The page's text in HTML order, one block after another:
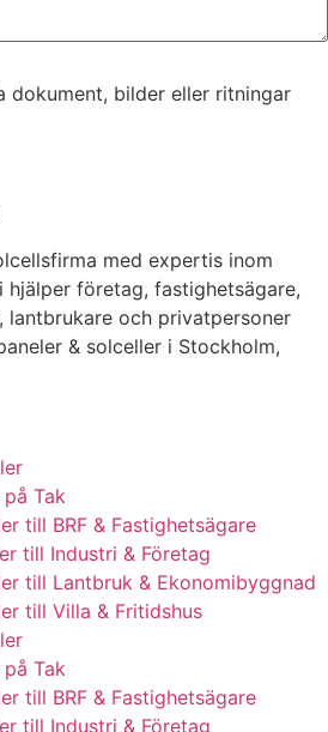
dokument, bilder eller ritningar
med expertis inom
hjälper företag, fastighetsägare,
lantbrukare och privatpersoner
& solceller i Stockholm,
Tak
till BRF & Fastighetsägare
till Industri & Företag
till Lantbruk & Ekonomibyggnad
till Villa & Fritidshus
Tak
till BRF & Fastighetsägare
till Industri & Företag